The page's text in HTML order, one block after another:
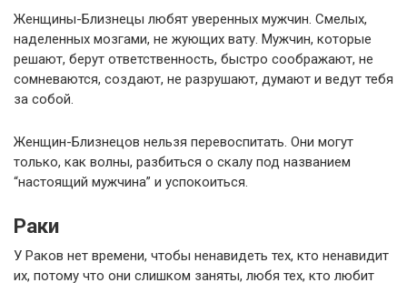
Женщины-Близнецы любят уверенных мужчин. Смелых,
наделенных мозгами, не жующих вату. Мужчин, которые
решают, берут ответственность, быстро соображают, не
сомневаются, создают, не разрушают, думают и ведут тебя
за собой.
Женщин-Близнецов нельзя перевоспитать. Они могут
только, как волны, разбиться о скалу под названием
“настоящий мужчина” и успокоиться.
Раки
У Раков нет времени, чтобы ненавидеть тех, кто ненавидит
их, потому что они слишком заняты, любя тех, кто любит